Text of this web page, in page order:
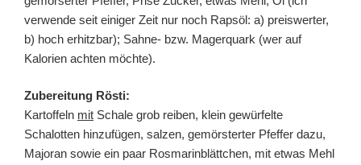
verwende seit einiger Zeit nur noch Rapsöl: a) preiswerter,
b) hoch erhitzbar); Sahne- bzw. Magerquark (wer auf
Kalorien achten möchte).
Zubereitung Rösti:
Kartoffeln mit Schale grob reiben, klein gewürfelte
Schalotten hinzufügen, salzen, gemörsterter Pfeffer dazu,
Majoran sowie ein paar Rosmarinblättchen, mit etwas Mehl